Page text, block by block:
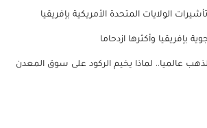
الولايات المتحدة الأمريكية بإفريقيا
عالميا.. لماذا يخيم الركود على سوق المعدن